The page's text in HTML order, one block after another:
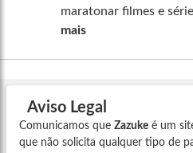
maratonar filmes e
mais
Aviso Legal
Comunicamos que Zazuke é um
que não solicita qualquer tipo de